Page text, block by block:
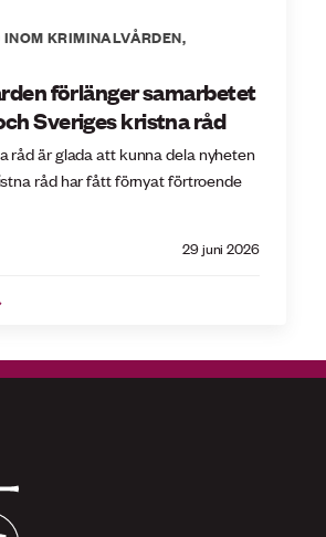
KRIMINALVÅRDEN,
förlänger samarbetet
Sveriges kristna råd
29 juni 2026
råd är glada att kunna dela nyheten
råd har fått förnyat förtroende